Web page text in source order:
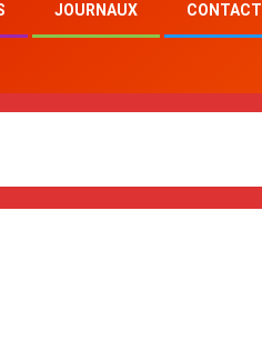
JOURNAUX CONTACT